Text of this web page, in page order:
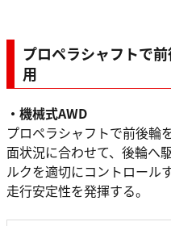
プロペラシャフトで
用
・機械式AWD
プロペラシャフトで前後輪
面状況に合わせて、後輪へ
ルクを適切にコントロール
走行安定性を発揮する。